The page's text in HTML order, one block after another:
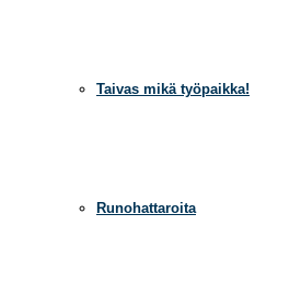
Taivas mikä työpaikka!
Runohattaroita